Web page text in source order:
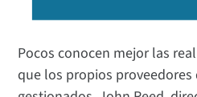
Pocos conocen mejor las
que los propios proveedores